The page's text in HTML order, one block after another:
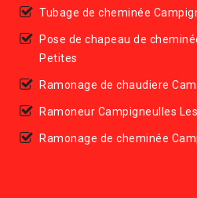
Tubage de cheminée
Pose de chapeau de
Petites
Ramonage de chaudiere
Ramoneur Campigneulles
Ramonage de cheminée